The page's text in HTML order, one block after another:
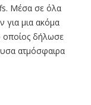
Μέσα σε όλα
για μια ακόμα
δήλωσε
ατμόσφαιρα